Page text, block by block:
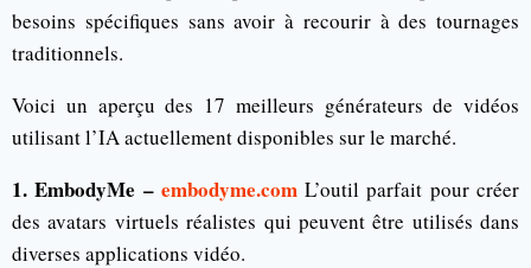
besoins spécifiques sans avoir à recourir à des tournages
traditionnels.
Voici un aperçu des 17 meilleurs générateurs de vidéos
utilisant l’IA actuellement disponibles sur le marché.
1. EmbodyMe – embodyme.comL’outil parfait pour créer
des avatars virtuels réalistes qui peuvent être utilisés dans
diverses applications vidéo.